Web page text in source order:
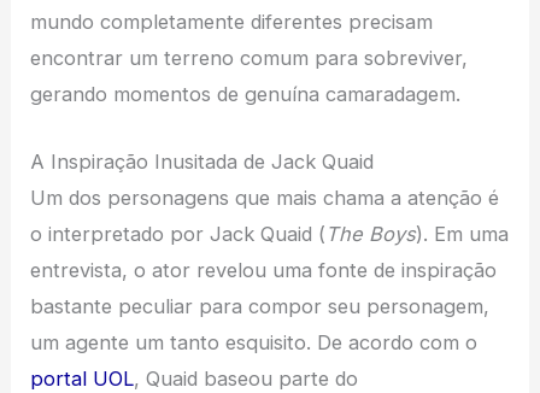
mundo completamente diferentes precisam
encontrar um terreno comum para sobreviver,
gerando momentos de genuína camaradagem.
A Inspiração Inusitada de Jack Quaid
Um dos personagens que mais chama a atenção é
o interpretado por Jack Quaid ( The Boys). Em uma
entrevista, o ator revelou uma fonte de inspiração
bastante peculiar para compor seu personagem,
um agente um tanto esquisito. De acordo com o
portal UOL, Quaid baseou parte do